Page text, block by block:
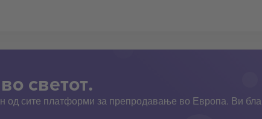
светот.
од сите платформи за препродавање во Европа. Ви